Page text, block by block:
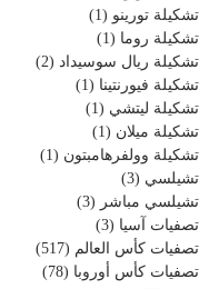
تشكيلة تورينو (1)
تشكيلة روما (1)
تشكيلة ريال سوسيداد (2)
تشكيلة فيورنتينا (1)
تشكيلة ليتشي (1)
تشكيلة ميلان (1)
تشكيلة وولفرهامبتون (1)
تشيلسي (3)
تشيلسي مباشر (3)
تصفيات آسيا (3)
تصفيات كأس العالم (517)
تصفيات كأس أوروبا (78)